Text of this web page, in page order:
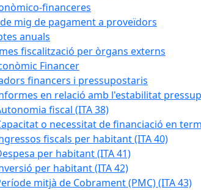
financeres
mig de pagament a proveïdors
anuals
fiscalització per òrgans externs
Financer
financers i pressupostaris
en relació amb l'estabilitat
fiscal (ITA 38)
o necessitat de financiació en
fiscals per habitant (ITA 40)
per habitant (ITA 41)
per habitant (ITA 42)
mitjà de Cobrament (PMC) (ITA 43)